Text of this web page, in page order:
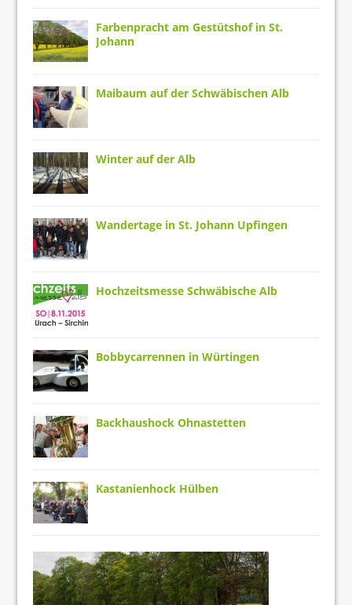
Farbenpracht am Gestütshof in St.
Johann
Maibaum auf der Schwäbischen Alb
Winter auf der Alb
Wandertage in St. Johann Upfingen
Hochzeitsmesse Schwäbische Alb
Bobbycarrennen in Würtingen
Backhaushock Ohnastetten
Kastanienhock Hülben